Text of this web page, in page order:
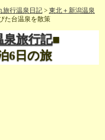
旅行温泉日記> 東北＋新潟温泉
た台温泉を散策
泉旅行記■
6日の旅